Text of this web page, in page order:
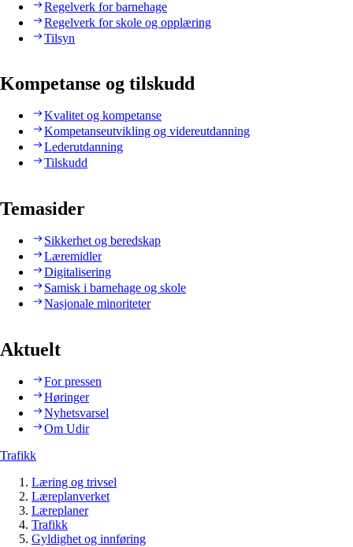
Regelverk for barnehage
Regelverk for skole og opplæring
Tilsyn
Kompetanse og tilskudd
Kvalitet og kompetanse
Kompetanseutvikling og videreutdanning
Lederutdanning
Tilskudd
Temasider
Sikkerhet og beredskap
Læremidler
Digitalisering
Samisk i barnehage og skole
Nasjonale minoriteter
Aktuelt
For pressen
Høringer
Nyhetsvarsel
Om Udir
Trafikk
Læring og trivsel
Læreplanverket
Læreplaner
Trafikk
Gyldighet og innføring